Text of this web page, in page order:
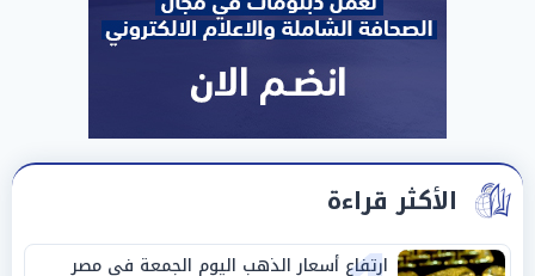
الأكثر قراءة
ارتفاع أسعار الذهب اليوم الجمعة في مصر